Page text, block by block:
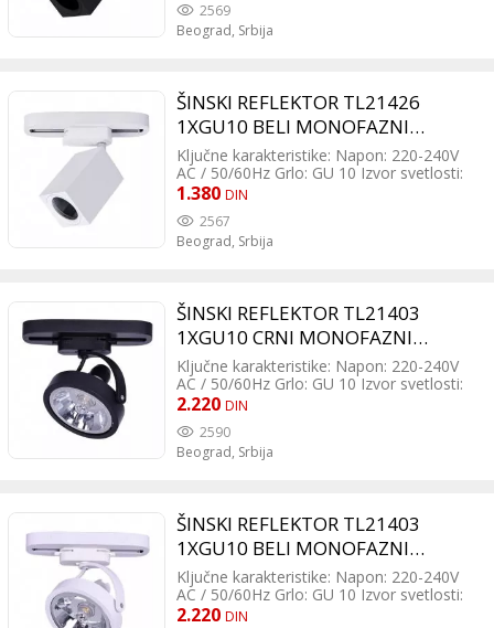
Aluminijum Dimenzije: 60 x 60 mm; h –
170 mm Montaža: Na šinu (monofaznu -
2569
Beograd, Srbija
ŠINSKI REFLEKTOR TL21426
1XGU10 BELI MONOFAZNI
300171
Ključne karakteristike: Napon: 220-240V
AC / 50/60Hz Grlo: GU 10 Izvor svetlosti:
Sijalica (izmenjiva) Dimabilnost: Da (zavisi
Aluminijum Dimenzije: 60 x 60 mm; h –
170 mm Montaža: Na šinu (monofaznu -
1.380 DIN
2567
Beograd, Srbija
ŠINSKI REFLEKTOR TL21403
1XGU10 CRNI MONOFAZNI
300174
Ključne karakteristike: Napon: 220-240V
AC / 50/60Hz Grlo: GU 10 Izvor svetlosti:
Sijalica (izmenjiva) Dimabilnost: Da (zavisi
Aluminijum Dimenzije: Prečnik 120 mm,
visina 175 mm Montaža: Na šinu
2.220 DIN
2590
Beograd, Srbija
ŠINSKI REFLEKTOR TL21403
1XGU10 BELI MONOFAZNI
300175
Ključne karakteristike: Napon: 220-240V
AC / 50/60Hz Grlo: GU 10 Izvor svetlosti:
Sijalica (izmenjiva) Dimabilnost: Da (zavisi
2.220 DIN